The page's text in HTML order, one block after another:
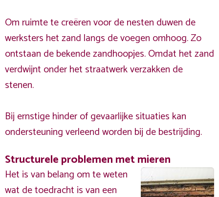
Om ruimte te creëren voor de nesten duwen de
werksters het zand langs de voegen omhoog. Zo
ontstaan de bekende zandhoopjes. Omdat het zand
verdwijnt onder het straatwerk verzakken de
stenen.
Bij ernstige hinder of gevaarlijke situaties kan
ondersteuning verleend worden bij de bestrijding.
Structurele problemen met mieren
Het is van belang om te weten
wat de toedracht is van een